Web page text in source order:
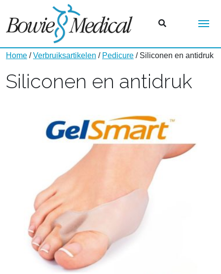
Home /Verbruiksartikelen / Pedicure / Siliconen en antidruk
Siliconen en antidruk